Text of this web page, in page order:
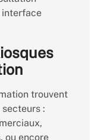
interface
trouvent
:
ou encore